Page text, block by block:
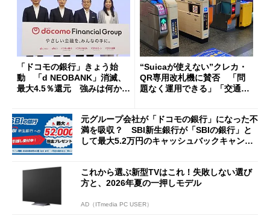
「ドコモの銀行」きょう始
動 「d NEOBANK」消滅、
最大4.5％還元 強みは何か解
“Suicaが使えない”クレカ・
QR専用改札機に賛否 「問
題なく運用できる」「交通系I
元グループ会社が「ドコモの銀行」になった不
満を吸収？ SBI新生銀行が「SBIの銀行」と
して最大5.2万円のキャッシュバックキャンペ
これから選ぶ新型TVはこれ！失敗しない選び
方と、2026年夏の一押しモデル
AD（ITmedia PC USER）